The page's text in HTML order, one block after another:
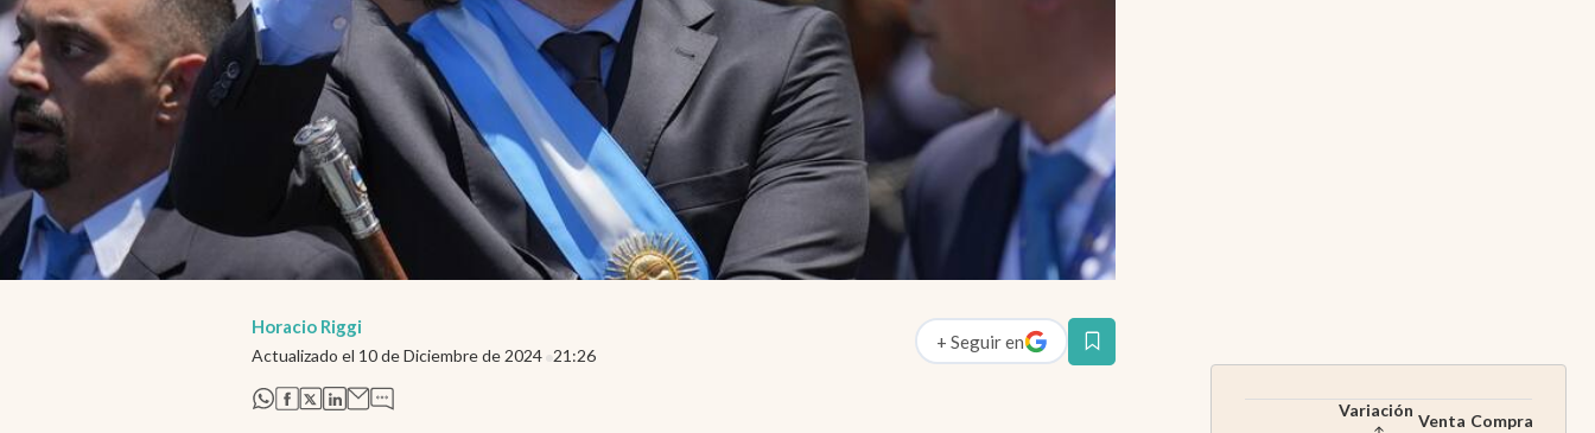
Horacio Riggi
Actualizado el 10 de Diciembre de 2024 21:26
+ Seguiren
abre en nueva pestaña
abre en nueva pestaña
abre en nueva pestaña
abre en nueva pestaña
abre en nueva pestaña
Variación Venta Compra